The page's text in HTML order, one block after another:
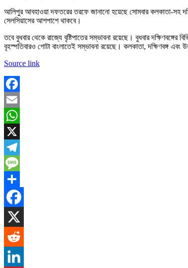
আলিপুর আবহাওয়া দফতরের তরফে জানানো হয়েছে সোমবার কলকাতা-সহ
সেলসিয়াসের আশপাশে থাকবে।
তবে বুধবার থেকে রাজ্যে বৃষ্টিপাতের সম্ভাবনা রয়েছে। বুধবার দক্ষিণবঙ্গের
বৃহস্পতিবারও গোটা বাংলাতেই সম্ভাবনা রয়েছে। কলকাতা, দক্ষিণবঙ্গ এবং
Source link
Facebook
Email
WhatsApp
X
Telegram
Message
Share